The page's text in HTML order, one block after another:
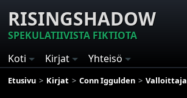
RISINGSHADOW
SPEKULATIIVISTA FIKTIOTA
Koti
Kirjat Yhteisö
Etusivu Kirjat Conn Iggulden Valloittaja